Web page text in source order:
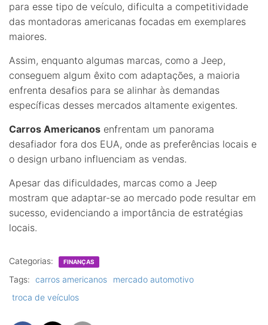
para esse tipo de veículo, dificulta a competitividade
das montadoras americanas focadas em exemplares
maiores.
Assim, enquanto algumas marcas, como a Jeep,
conseguem algum êxito com adaptações, a maioria
enfrenta desafios para se alinhar às demandas
específicas desses mercados altamente exigentes.
Carros Americanos enfrentam um panorama
desafiador fora dos EUA, onde as preferências locais e
o design urbano influenciam as vendas.
Apesar das dificuldades, marcas como a Jeep
mostram que adaptar-se ao mercado pode resultar em
sucesso, evidenciando a importância de estratégias
locais.
Categorias: FINANÇAS
Tags: carros americanos
mercado automotivo
troca de veículos